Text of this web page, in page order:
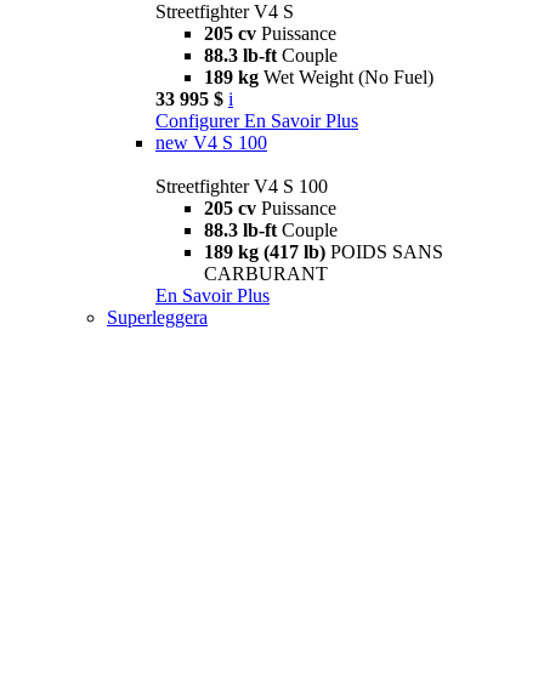
Streetfighter V4 S
205 cv Puissance
88.3 lb-ft Couple
189 kg Wet Weight (No Fuel)
33 995 $ i
Configurer En Savoir Plus
new V4 S 100
Streetfighter V4 S 100
205 cv Puissance
88.3 lb-ft Couple
189 kg (417 lb) POIDS SANS
CARBURANT
En Savoir Plus
Superleggera